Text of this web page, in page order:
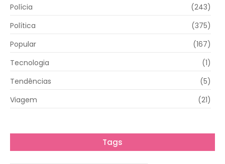
Polícia
(243)
Política
(375)
Popular
(167)
Tecnologia
(1)
Tendências
(5)
Viagem
(21)
Tags